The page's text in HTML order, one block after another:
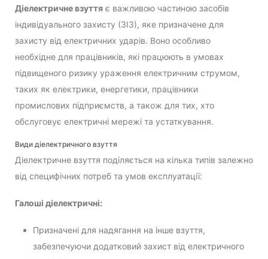
Діелектричне взуття є важливою частиною засобів
індивідуального захисту (ЗІЗ), яке призначене для
захисту від електричних ударів. Воно особливо
необхідне для працівників, які працюють в умовах
підвищеного ризику ураження електричним струмом,
таких як електрики, енергетики, працівники
промислових підприємств, а також для тих, хто
обслуговує електричні мережі та устаткування.
Види діелектричного взуття
Діелектричне взуття поділяється на кілька типів залежно
від специфічних потреб та умов експлуатації:
Галоші діелектричні:
Призначені для надягання на інше взуття,
забезпечуючи додатковий захист від електричного